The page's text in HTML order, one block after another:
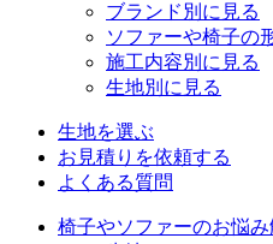
ブランド別に見る
ソファーや椅子の
施工内容別に見る
生地別に見る
生地を選ぶ
お見積りを依頼する
よくある質問
椅子やソファーのお悩